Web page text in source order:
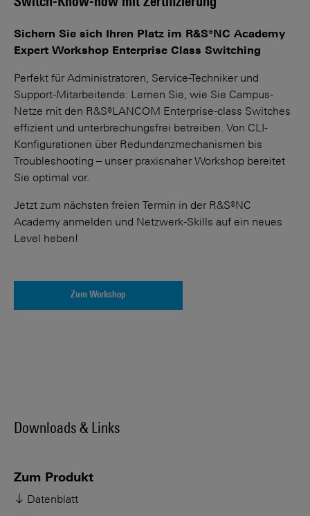
Switch-Know-how mit Zertifizierung
Sichern Sie sich Ihren Platz im R&S®NC Academy
Expert Workshop Enterprise Class Switching
Perfekt für Administratoren, Service-Techniker und
Support-Mitarbeitende: Lernen Sie, wie Sie Campus-
Netze mit den R&S®LANCOM Enterprise-class Switches
effizient und unter­brechungs­frei betreiben. Von CLI-
Konfigurationen über Redundanz­mechanismen bis
Troubleshooting – unser praxis­naher Workshop bereitet
Sie optimal vor.
Jetzt zum nächsten freien Termin in der R&S®NC
Academy anmelden und Netzwerk-Skills auf ein neues
Level heben!
Zum Workshop
Downloads & Links
Zum Produkt
Datenblatt